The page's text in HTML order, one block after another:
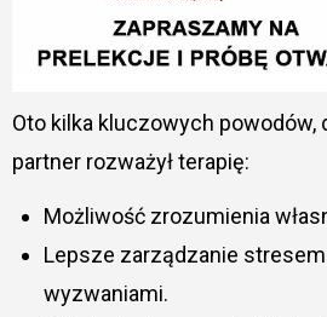
Oto kilka kluczowych powodów,
partner rozważył terapię:
Możliwość zrozumienia
Lepsze zarządzanie
wyzwaniami.